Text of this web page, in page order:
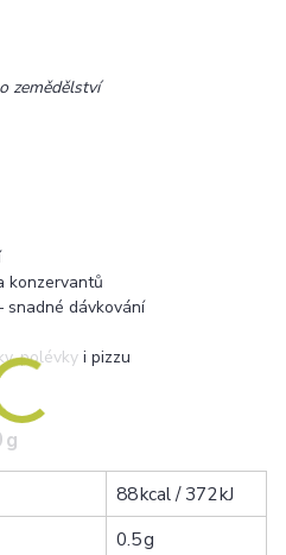
zemědělství
konzervantů
snadné dávkování
polévky i pizzu
g
88 kcal / 372 kJ
0.5 g